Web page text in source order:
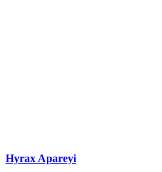
Hyrax Apareyi